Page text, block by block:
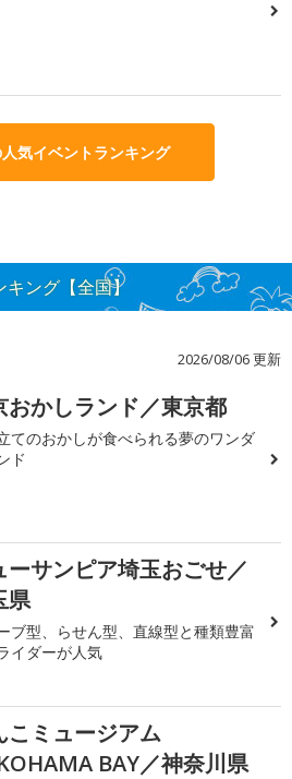
気イベントランキング
ング【全国】
2026/08/06 更新
おかしランド／東京都
てのおかしが食べられる夢のワンダ
ド
ーサンピア埼玉おごせ／
県
ブ型、らせん型、直線型と種類豊富
イダーが人気
こミュージアム
BAY／神奈川県